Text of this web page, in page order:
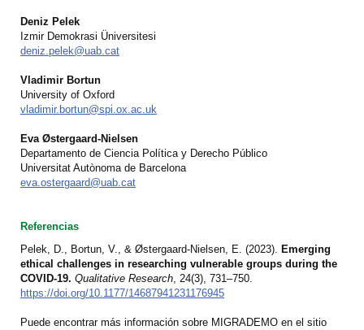
Deniz Pelek
Izmir Demokrasi Üniversitesi
deniz.pelek@uab.cat
Vladimir Bortun
University of Oxford
vladimir.bortun@spi.ox.ac.uk
Eva Østergaard-Nielsen
Departamento de Ciencia Política y Derecho Público
Universitat Autònoma de Barcelona
eva.ostergaard@uab.cat
Referencias
Pelek, D., Bortun, V., & Østergaard-Nielsen, E. (2023). Emerging
ethical challenges in researching vulnerable groups during the
COVID-19. Qualitative Research, 24(3), 731–750.
https://doi.org/10.1177/14687941231176945
Puede encontrar más información sobre MIGRADEMO en el sitio